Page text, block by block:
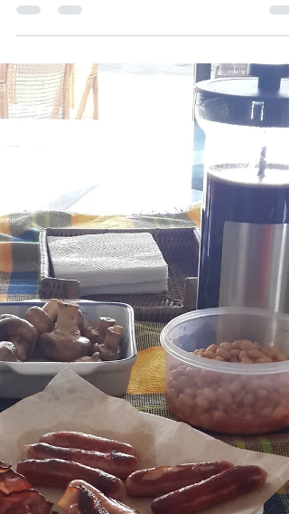
muestra que las penas desproporcionadas y la
violencia. Se requiere una estrategia integral:
prevención comunitaria, educación y empleo,
junto con policía focalizada, inteligencia
financiera, justicia eficaz, control penitenciario
apoyo militar delimitado. No es una disyuntiva: